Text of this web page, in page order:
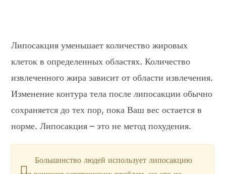
Липосакция уменьшает количество жировых
клеток в определенных областях. Количество
извлеченного жира зависит от области извлечения.
Изменение контура тела после липосакции обычно
сохраняется до тех пор, пока Ваш вес остается в
норме. Липосакция – это не метод похудения.
Большинство людей использует липосакцию